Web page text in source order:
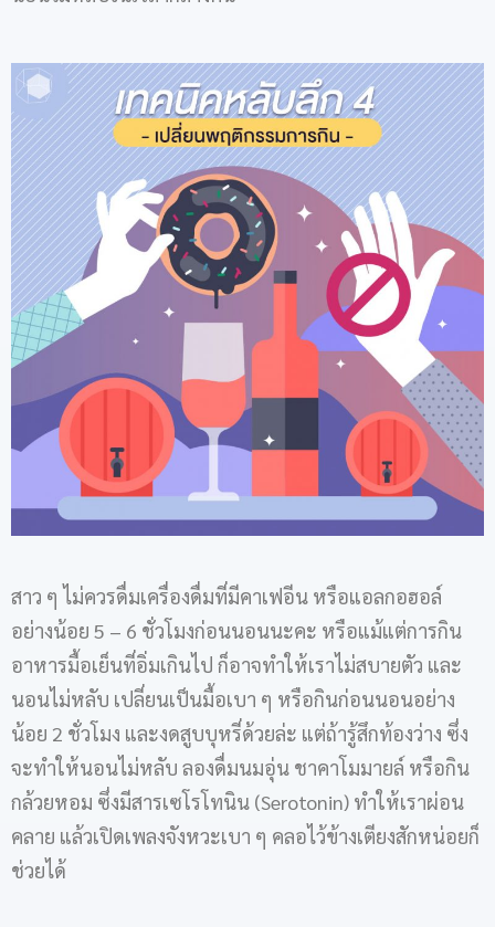
สาว ๆ ไม่ควรดื่มเครื่องดื่มที่มีคาเฟอีน หรือแอลกอฮอล์
อย่างน้อย 5 – 6 ชั่วโมงก่อนนอนนะคะ หรือแม้แต่การกิน
อาหารมื้อเย็นที่อิ่มเกินไป ก็อาจทำให้เราไม่สบายตัว และ
นอนไม่หลับ เปลี่ยนเป็นมื้อเบา ๆ หรือกินก่อนนอนอย่าง
น้อย 2 ชั่วโมง และงดสูบบุหรี่ด้วยล่ะ แต่ถ้ารู้สึกท้องว่าง ซึ่ง
จะทำให้นอนไม่หลับ ลองดื่มนมอุ่น ชาคาโมมายล์ หรือกิน
กล้วยหอม ซึ่งมีสารเซโรโทนิน (Serotonin) ทำให้เราผ่อน
คลาย แล้วเปิดเพลงจังหวะเบา ๆ คลอไว้ข้างเตียงสักหน่อยก็
ช่วยได้